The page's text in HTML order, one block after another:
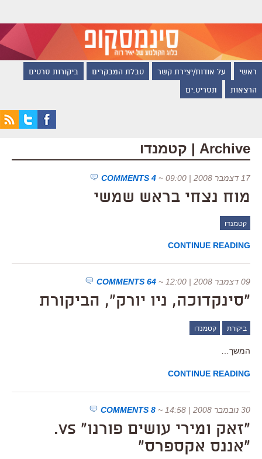
ראשי על אודות/יצירת קשר טבלת המבקרים ביקורות סרטים
הרצאות תסריט.ים
Archive | קטמנדו
17 דצמבר 2008 | 09:00 ~
4 COMMENTS
מוח נצחי בראש שמשי
קטמנדו
CONTINUE READING
09 דצמבר 2008 | 12:00 ~
64 COMMENTS
"סינקדוכה, ניו יורק", הביקורת
ביקורת קטמנדו
המשך…
CONTINUE READING
30 נובמבר 2008 | 14:58 ~
8 COMMENTS
"זאק ומירי עושים פורנו" vs.
"אננס אקספרס"